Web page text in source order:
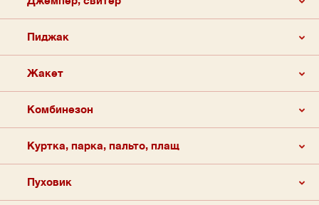
Пиджак
Жакет
Комбинезон
Куртка, парка, пальто, плащ
Пуховик